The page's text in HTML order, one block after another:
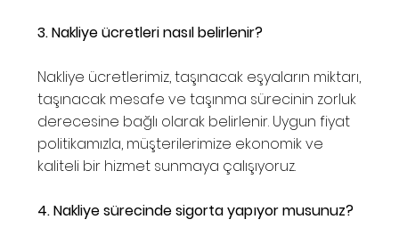
3. Nakliye ücretleri nasıl belirlenir?
Nakliye ücretlerimiz, taşınacak eşyaların miktarı,
taşınacak mesafe ve taşınma sürecinin zorluk
derecesine bağlı olarak belirlenir. Uygun fiyat
politikamızla, müşterilerimize ekonomik ve
kaliteli bir hizmet sunmaya çalışıyoruz.
4. Nakliye sürecinde sigorta yapıyor musunuz?